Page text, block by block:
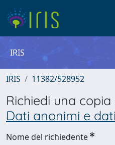
IRIS
IRIS 11382/528952
Richiedi una
Dati anonimi e
Nome del richiedente